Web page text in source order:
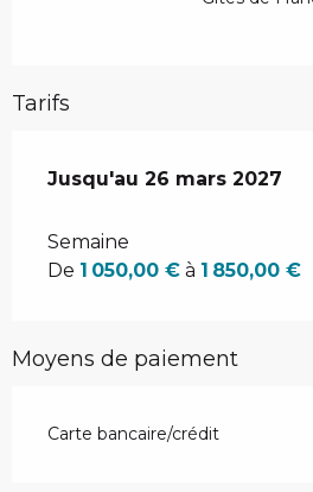
Tarifs
Du28 mars 2026au26
Jusqu'au 26 mars 2027
Semaine
De 1 050,00 € à 1 850,00 €
Moyens de paiement
Carte bancaire/crédit